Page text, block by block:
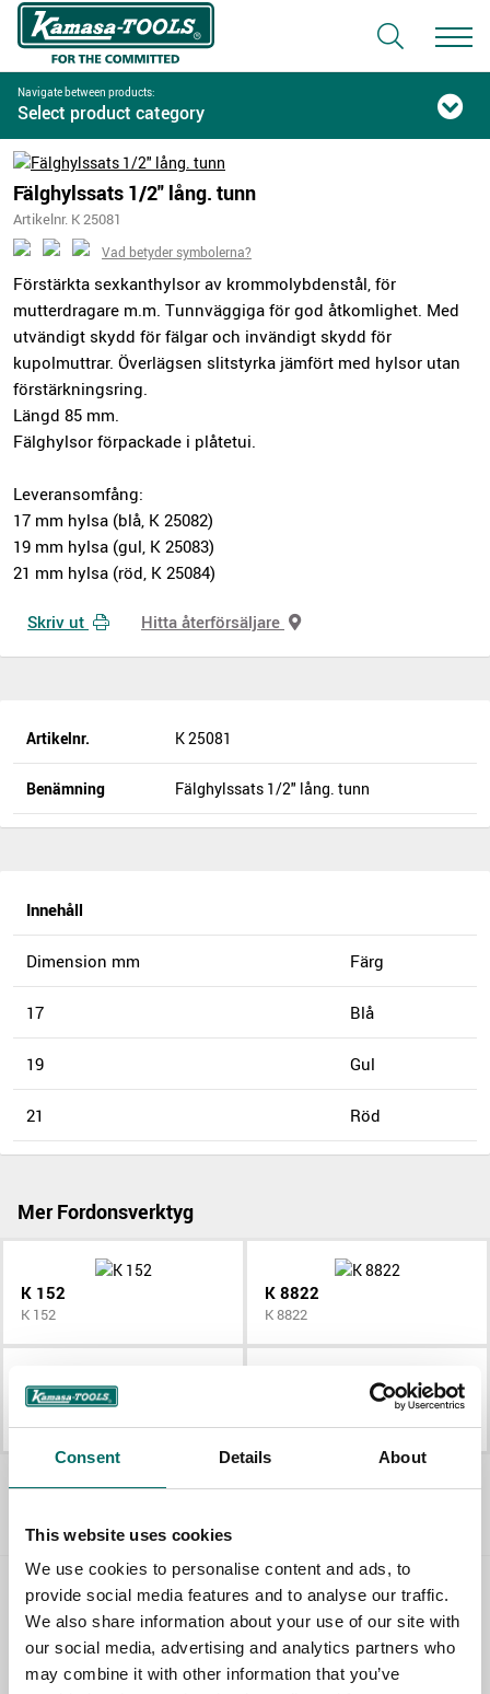
Consent Details About
This website uses cookies
We use cookies to personalise content and ads, to
provide social media features and to analyse our traffic.
We also share information about your use of our site with
our social media, advertising and analytics partners who
may combine it with other information that you’ve
Navigate between products:
Select product category
Fälghylssats 1/2" lång. tunn
Artikelnr. K 25081
Vad betyder symbolerna?
Förstärkta sexkanthylsor av krommolybdenstål, för
mutterdragare m.m. Tunnväggiga för god åtkomlighet. Med
utvändigt skydd för fälgar och invändigt skydd för
kupolmuttrar. Överlägsen slitstyrka jämfört med hylsor utan
förstärkningsring.
Längd 85 mm.
Fälghylsor förpackade i plåtetui.
Leveransomfång:
17 mm hylsa (blå, K 25082)
19 mm hylsa (gul, K 25083)
21 mm hylsa (röd, K 25084)
Skriv ut Hitta återförsäljare
Artikelnr. K 25081
Benämning Fälghylssats 1/2" lång. tunn
Innehåll
Dimension mm Färg
17 Blå
19 Gul
21 Röd
Mer Fordonsverktyg
K 152
K 152
K 8822
K 8822
K 25082
Contact us